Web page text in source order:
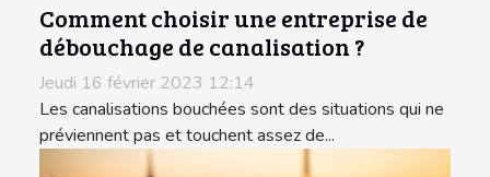
Comment choisir une entreprise de
débouchage de canalisation ?
Jeudi 16 février 2023 12:14
Les canalisations bouchées sont des situations qui ne
préviennent pas et touchent assez de...